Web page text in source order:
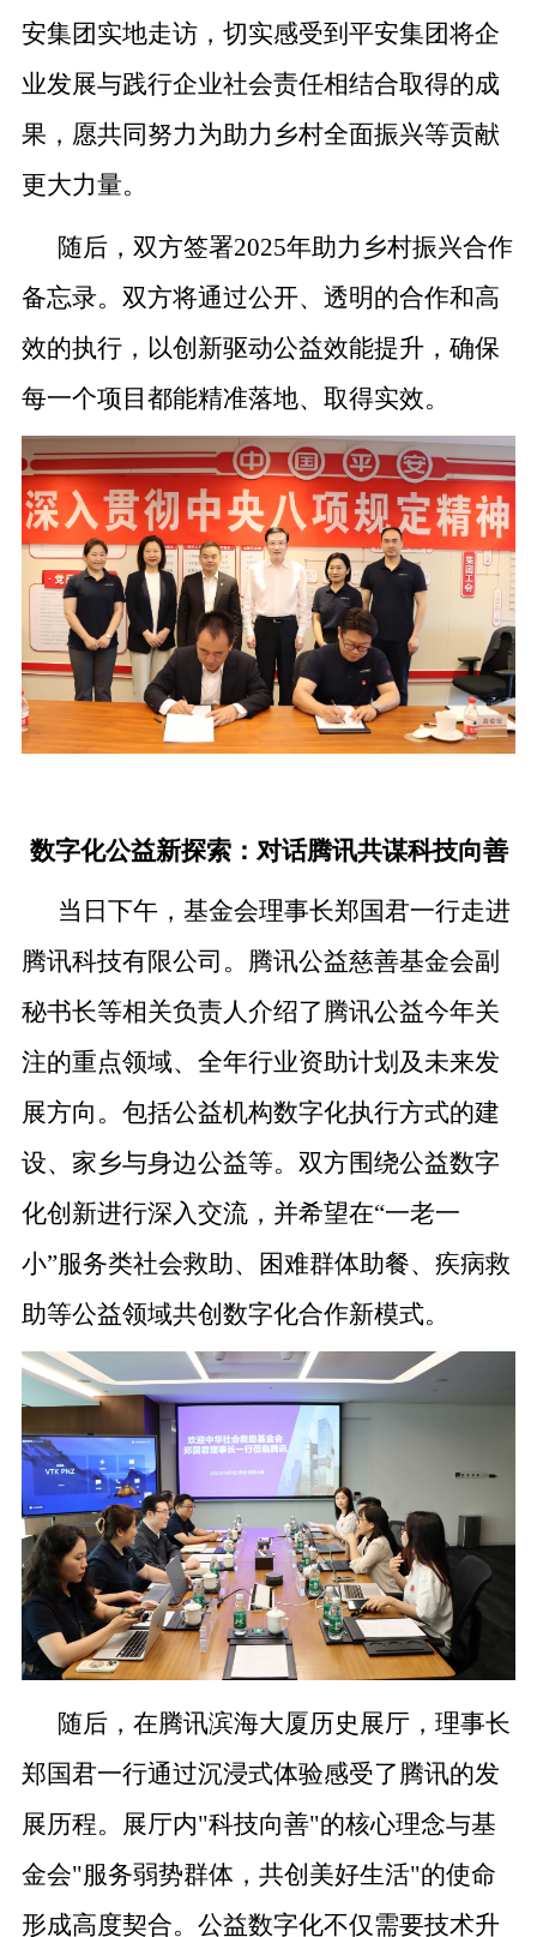
安集团实地走访，切实感受到平安集团将企
业发展与践行企业社会责任相结合取得的成
果，愿共同努力为助力乡村全面振兴等贡献
更大力量。
随后，双方签署2025年助力乡村振兴合作
备忘录。双方将通过公开、透明的合作和高
效的执行，以创新驱动公益效能提升，确保
每一个项目都能精准落地、取得实效。
数字化公益新探索：对话腾讯共谋科技向善
当日下午，基金会理事长郑国君一行走进
腾讯科技有限公司。腾讯公益慈善基金会副
秘书长等相关负责人介绍了腾讯公益今年关
注的重点领域、全年行业资助计划及未来发
展方向。包括公益机构数字化执行方式的建
设、家乡与身边公益等。双方围绕公益数字
化创新进行深入交流，并希望在“一老一
小”服务类社会救助、困难群体助餐、疾病救
助等公益领域共创数字化合作新模式。
随后，在腾讯滨海大厦历史展厅，理事长
郑国君一行通过沉浸式体验感受了腾讯的发
展历程。展厅内"科技向善"的核心理念与基
金会"服务弱势群体，共创美好生活"的使命
形成高度契合。公益数字化不仅需要技术升